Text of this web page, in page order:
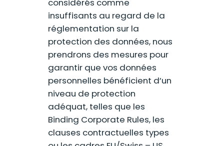
considérés comme
insuffisants au regard de la
réglementation sur la
protection des données, nous
prendrons des mesures pour
garantir que vos données
personnelles bénéficient d’un
niveau de protection
adéquat, telles que les
Binding Corporate Rules, les
clauses contractuelles types